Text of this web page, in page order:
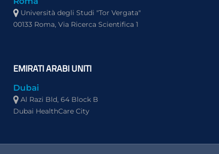
Università degli Studi "Tor Vergata"
00133 Roma, Via Ricerca Scientifica 1
EMIRATI ARABI UNITI
Dubai
Al Razi Bld, 64 Block B
Dubai HealthCare City